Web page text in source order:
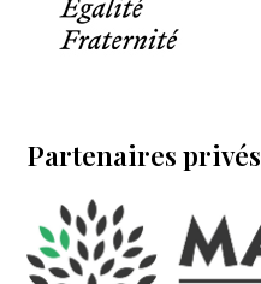
Partenaires privés